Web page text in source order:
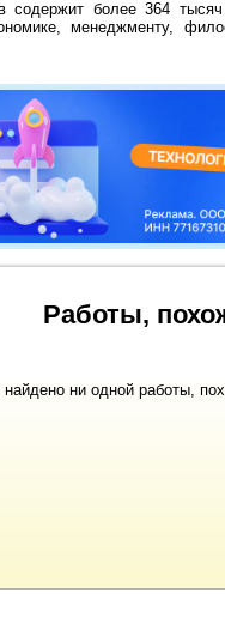
содержит более 364
менеджменту,
Работы,
найдено ни одной работы,